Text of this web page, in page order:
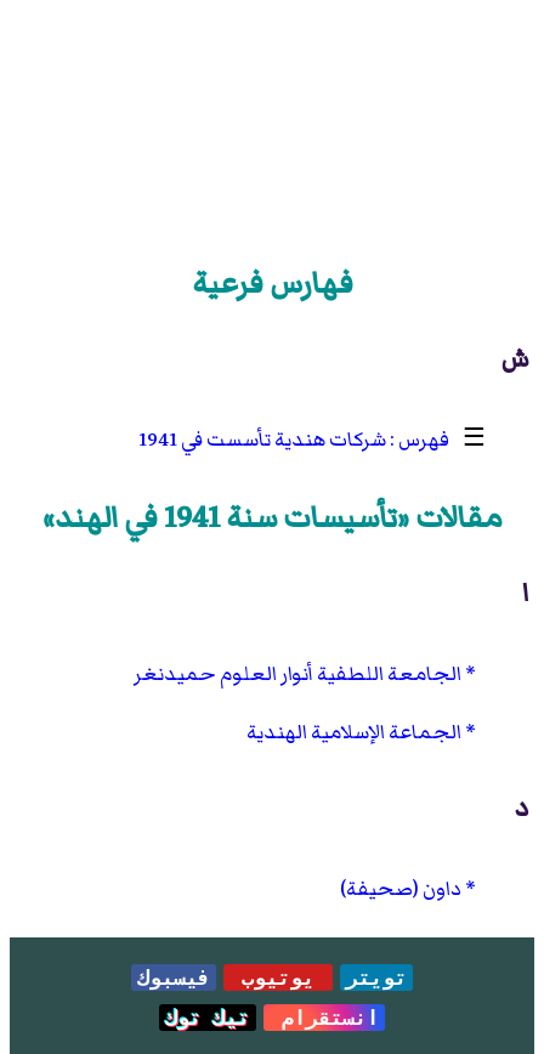
فهارس فرعية
ش
☰ شركات هندية تأسست في 1941
مقالات «تأسيسات سنة 1941 في الهند»
ا
الجامعة اللطفية أنوار العلوم حميدنغر
الجماعة الإسلامية الهندية
د
داون (صحيفة)
تويتر يوتيوب
فيسبوك
انستقرام
تيك توك